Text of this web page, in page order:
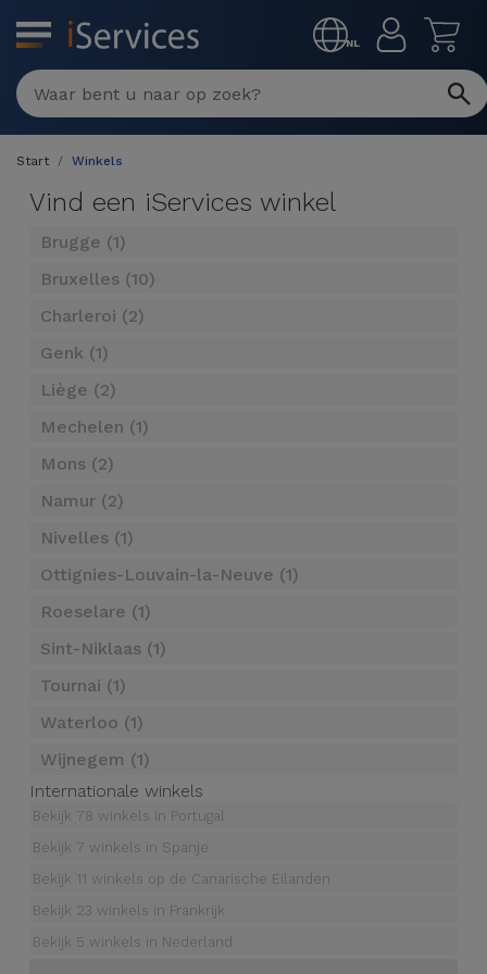
NL
MENU
Multimerk
Reparaties
Per
defect
iPhone
iPad
Macbook
/ iMac
Watch
Xiaomi
Huawei
OnePlus
Google
Dyson
TCL
Refurbished
iPhones
Refurbished
MacBooks
iPads
Refurbished
Refurbished
Samsung
Refurbished
iMac
Refurbished
Consoles
Bekijk
Producten
DJI
Nieuws
Kabels
Adapters
Hoezen en
Schermbeschermers
Opladers
Hoofdtelefoons
en
Smartwatches
en Bandjes
Winkels
Promoties
Inruil
Start Winkels
Vind een iServices winkel
Brugge (1)
Bruxelles (10)
Charleroi (2)
Genk (1)
Liège (2)
Mechelen (1)
Mons (2)
Namur (2)
Nivelles (1)
Ottignies-Louvain-la-Neuve (1)
Roeselare (1)
Sint-Niklaas (1)
Tournai (1)
Waterloo (1)
Wijnegem (1)
Internationale winkels
Bekijk 78 winkels in Portugal
Bekijk 7 winkels in Spanje
Bekijk 11 winkels op de Canarische Eilanden
Bekijk 23 winkels in Frankrijk
Bekijk 5 winkels in Nederland